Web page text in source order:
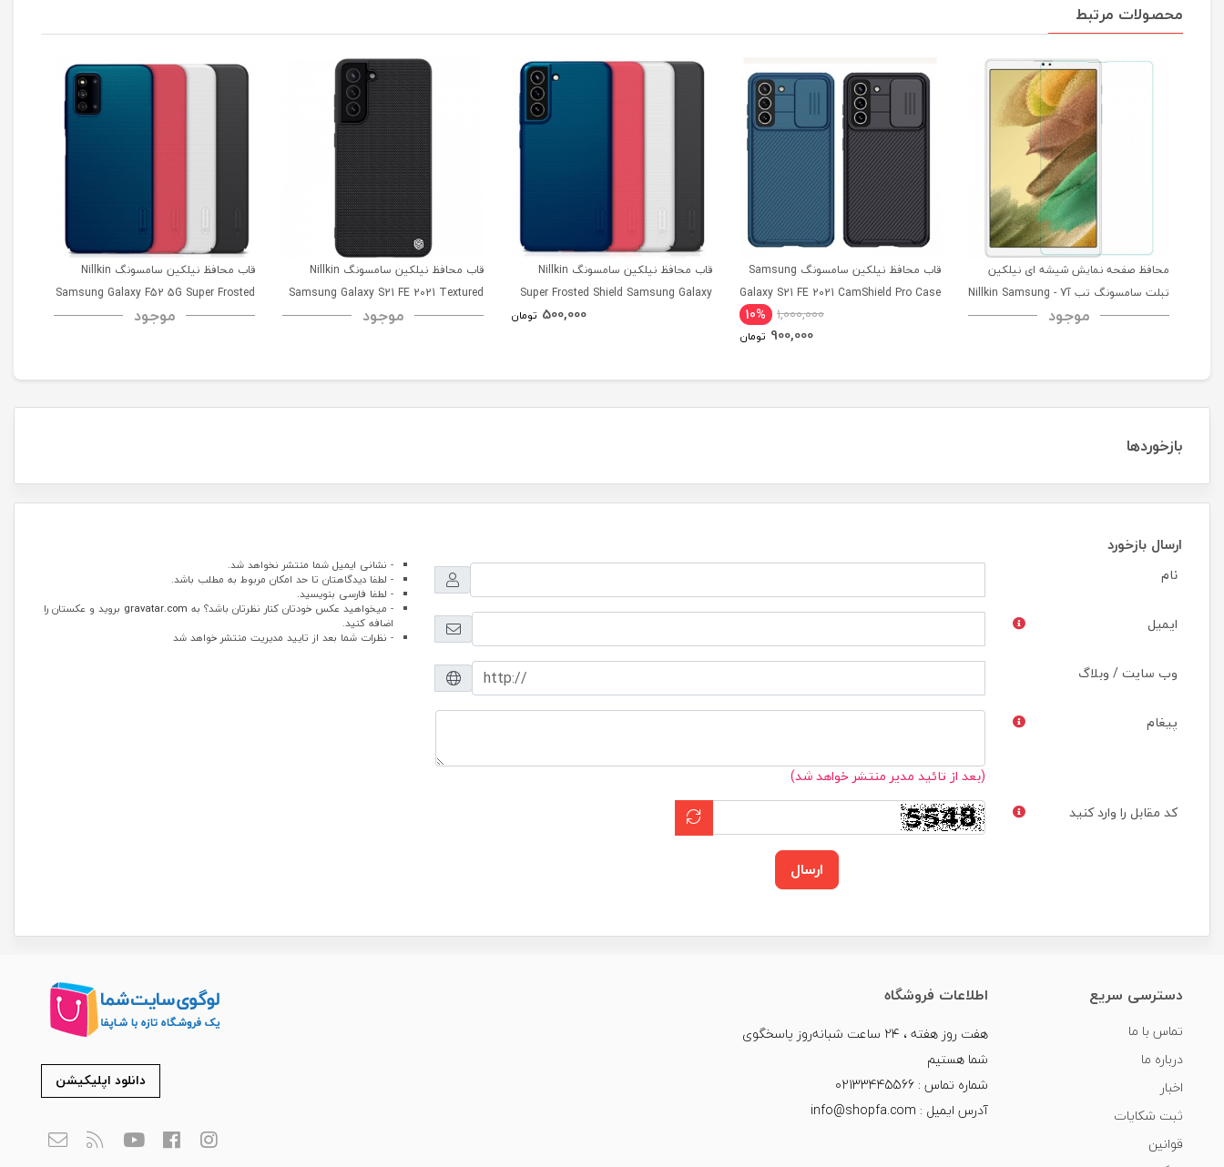
محصولات مرتبط
محافظ صفحه نمایش شیشه ای نیلکین
تبلت سامسونگ تب آ7 - Nillkin Samsung
Galaxy Tab A7 H+ Anti-explosion
موجود
قاب محافظ نیلکین سامسونگ Samsung
Galaxy S21 FE 2021 CamShield Pro Case
10% 1,000,000
900,000 تومان
قاب محافظ نیلکین سامسونگ Nillkin
Super Frosted Shield Samsung Galaxy
500,000 تومان
قاب محافظ نیلکین سامسونگ Nillkin
Samsung Galaxy S21 FE 2021 Textured
Case
موجود
قاب محافظ نیلکین سامسونگ Nillkin
Samsung Galaxy F52 5G Super Frosted
Shield
موجود
بازخوردها
ارسال بازخورد
نام
ایمیل
وب سایت / وبلاگ
پیغام
(بعد از تائید مدیر منتشر خواهد شد)
کد مقابل را وارد کنید
ارسال
- نشانی ایمیل شما منتشر نخواهد شد.
- لطفا دیدگاهتان تا حد امکان مربوط به مطلب باشد.
- لطفا فارسی بنویسید.
- میخواهید عکس خودتان کنار نظرتان باشد؟ به gravatar.com بروید و عکستان را
اضافه کنید.
- نظرات شما بعد از تایید مدیریت منتشر خواهد شد
دسترسی سریع
تماس با ما
درباره ما
اخبار
ثبت شکایات
قوانین
اطلاعات فروشگاه
هفت روز هفته ، ۲۴ ساعت شبانه‌روز پاسخگوی
شما هستیم
شماره تماس : 02133445566
آدرس ایمیل : info@shopfa.com
دانلود اپلیکیشن